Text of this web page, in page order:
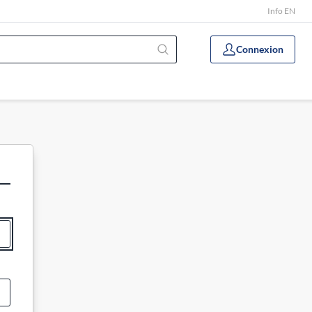
Info EN
Connexion